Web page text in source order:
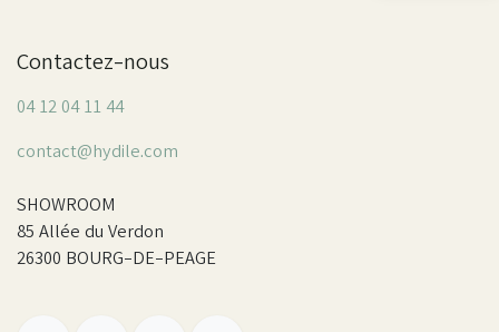
Contactez-nous
04 12 04 11 44
contact@hydile.com
SHOWROOM
85 Allée du Verdon
26300 BOURG-DE-PEAGE